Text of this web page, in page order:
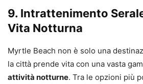
9. Intrattenimento
Vita Notturna
Myrtle Beach non è solo una
la città prende vita con una vasta
attività notturne. Tra le opzioni più